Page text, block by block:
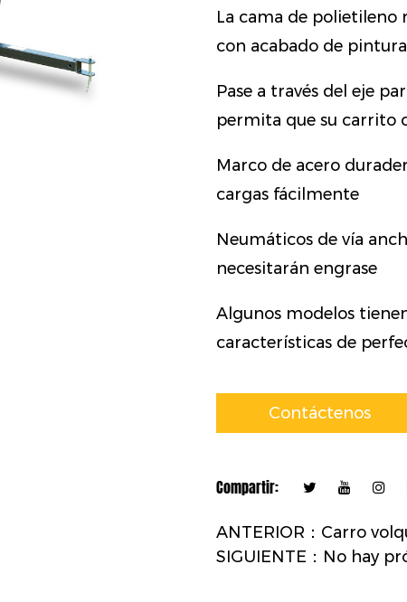
La cama de
con acabado de
Pase a través del eje
permita que su carrito
Marco de acero
cargas fácilmente
Neumáticos de vía
necesitarán engrase
Algunos modelos
características de
Contáctenos
Compartir:
ANTERIOR：Carro
SIGUIENTE：No hay